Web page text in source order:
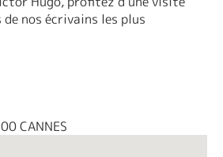
de nos écrivains les plus
CANNES